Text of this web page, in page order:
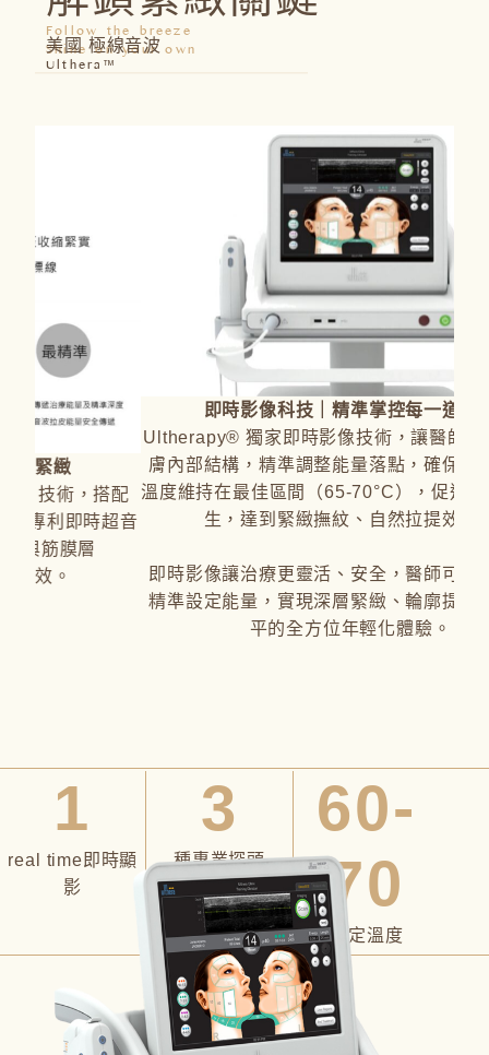
Follow the breeze
Shine on your own
美國 極線音波
Ulthera™
即時影像科技｜精準掌控每一道能量
Ultherapy® 獨家即時影像技術，讓醫師清晰掌握皮
膚內部結構，精準調整能量落點，確保治療深度與
溫度維持在最佳區間（65-70°C），促進膠原蛋白增
生，達到緊緻撫紋、自然拉提效果。
即時影像讓治療更靈活、安全，醫師可依肌膚狀況
精準設定能量，實現深層緊緻、輪廓提升、細紋撫
平的全方位年輕化體驗。
1
real time即時顯
影
3
種專業探頭
60-
70
穩定溫度